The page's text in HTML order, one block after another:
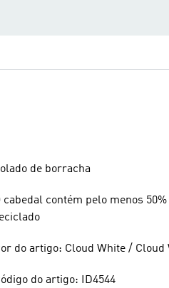
de borracha
cabedal contém pelo menos
do artigo: Cloud White /
do artigo: ID4544